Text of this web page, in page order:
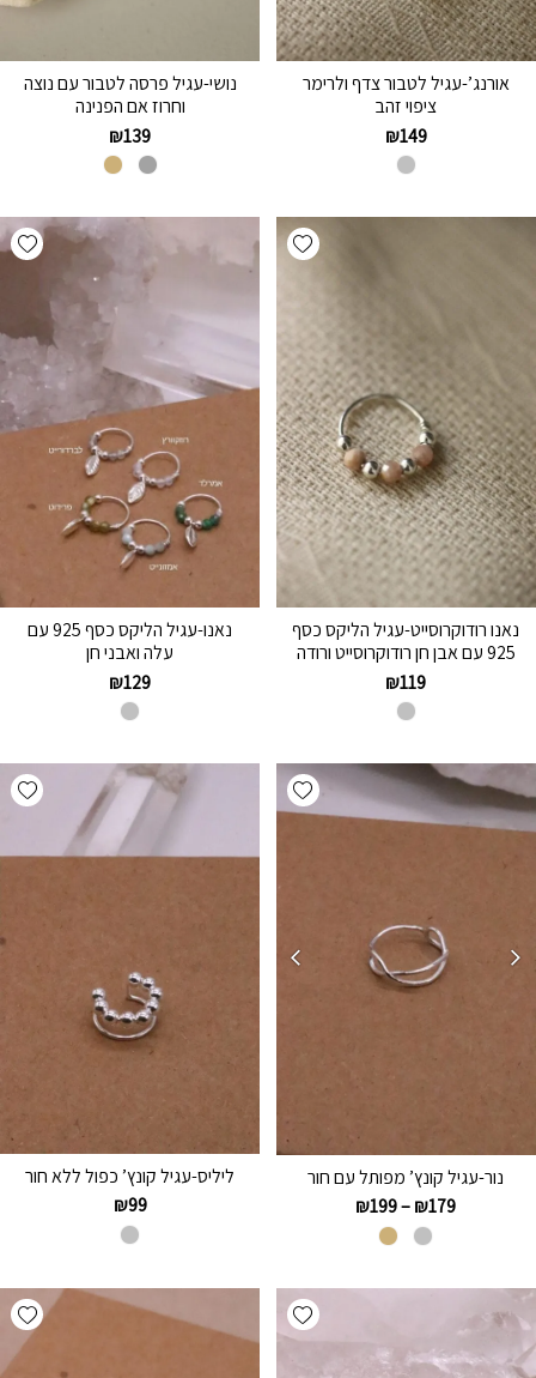
אורנג’-עגיל לטבור צדף ולרימר
ציפוי זהב
₪149
נושי-עגיל פרסה לטבור עם נוצה
וחרוז אם הפנינה
₪139
Add wishlist
נאנו רודוקרוסייט-עגיל הליקס כסף
925 עם אבן חן רודוקרוסייט ורודה
₪119
נאנו-עגיל הליקס כסף 925 עם
עלה ואבני חן
₪129
Add wishlist
נור-עגיל קונץ’ מפותל עם חור
₪179
–
₪199
ליליס-עגיל קונץ’ כפול ללא חור
₪99
Add wishlist